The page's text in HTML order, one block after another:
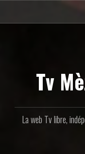
contenu
Tv
La web Tv libre,